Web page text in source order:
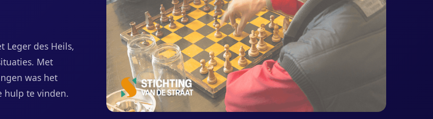
Leger des Heils,
Met
was het
hulp te vinden.